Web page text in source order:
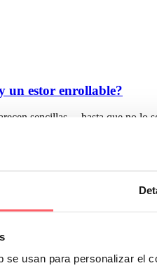
se usan para personalizar el
un estor enrollable?
sencillas… hasta que no lo